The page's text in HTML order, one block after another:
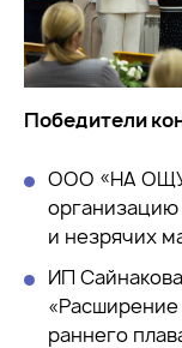
Победители
ООО «НА
и незрячих
ИП
«Расширение
раннего